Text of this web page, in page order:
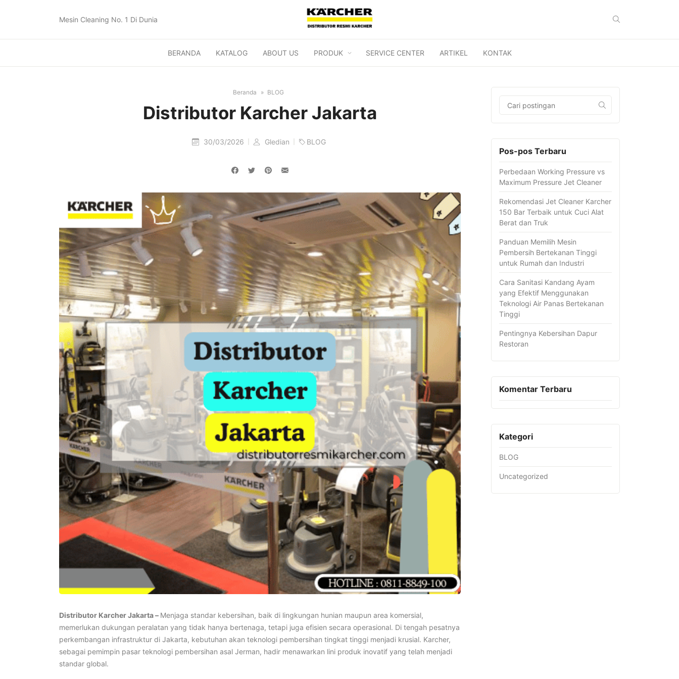
Mesin Cleaning No. 1 Di Dunia
BERANDA KATALOG ABOUT US PRODUK SERVICE CENTER ARTIKEL KONTAK
Beranda BLOG
Distributor Karcher Jakarta
30/03/2026 Gledian BLOG
Distributor Karcher Jakarta – Menjaga standar kebersihan, baik di lingkungan hunian maupun area komersial,
memerlukan dukungan peralatan yang tidak hanya bertenaga, tetapi juga efisien secara operasional. Di tengah pesatnya
perkembangan infrastruktur di Jakarta, kebutuhan akan teknologi pembersihan tingkat tinggi menjadi krusial. Karcher,
sebagai pemimpin pasar teknologi pembersihan asal Jerman, hadir menawarkan lini produk inovatif yang telah menjadi
standar global.
Pos-pos Terbaru
Perbedaan Working Pressure vs
Maximum Pressure Jet Cleaner
Rekomendasi Jet Cleaner Karcher
150 Bar Terbaik untuk Cuci Alat
Berat dan Truk
Panduan Memilih Mesin
Pembersih Bertekanan Tinggi
untuk Rumah dan Industri
Cara Sanitasi Kandang Ayam
yang Efektif Menggunakan
Teknologi Air Panas Bertekanan
Tinggi
Pentingnya Kebersihan Dapur
Restoran
Komentar Terbaru
Kategori
BLOG
Uncategorized